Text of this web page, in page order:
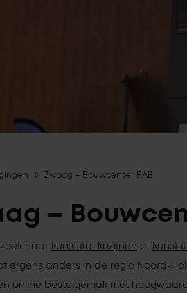
Zwaag – Bouwcenter RAB
–
naar kunststof kozijnen of
ergens anders in de regio Noord-
online bestelgemak met